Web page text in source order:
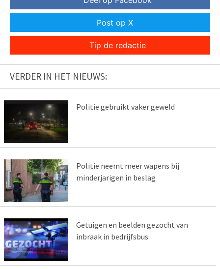
Post op X
Tip de redactie
VERDER IN HET NIEUWS:
Politie gebruikt vaker geweld
Politie neemt meer wapens bij
minderjarigen in beslag
Getuigen en beelden gezocht van
inbraak in bedrijfsbus